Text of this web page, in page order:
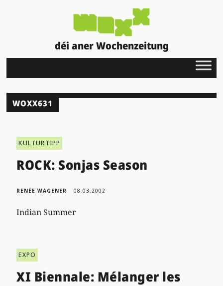
déi aner Wochenzeitung
WOXX631
KULTURTIPP
ROCK: Sonjas Season
RENÉE WAGENER 08.03.2002
Indian Summer
EXPO
XI Biennale: Mélanger les